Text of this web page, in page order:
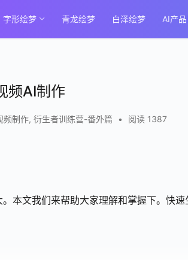
字形绘梦 青龙绘梦 白泽绘梦 AI产
频AI制作
频制作, 衍生者训练营-番外篇 • 阅读 1387
本文我们来帮助大家理解和掌握下。快速